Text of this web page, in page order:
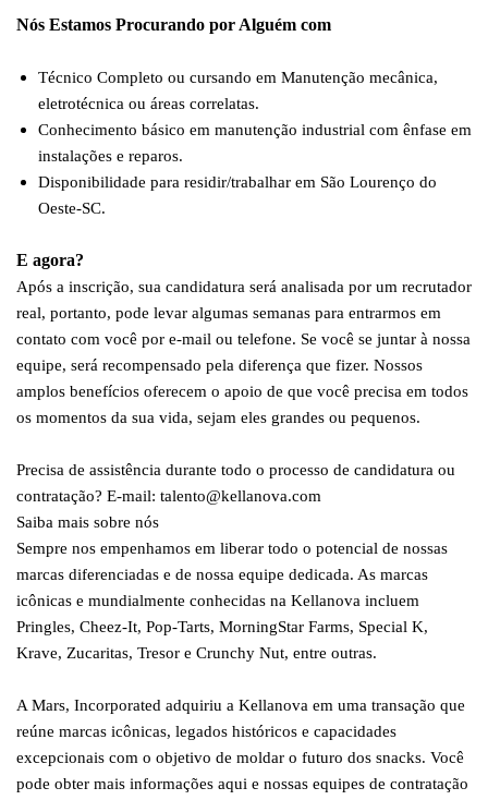
Nós Estamos Procurando por Alguém com
Técnico Completo ou cursando em Manutenção mecânica,
eletrotécnica ou áreas correlatas.
Conhecimento básico em manutenção industrial com ênfase em
instalações e reparos.
Disponibilidade para residir/trabalhar em São Lourenço do
Oeste-SC.
E agora?
Após a inscrição, sua candidatura será analisada por um recrutador
real, portanto, pode levar algumas semanas para entrarmos em
contato com você por e-mail ou telefone. Se você se juntar à nossa
equipe, será recompensado pela diferença que fizer. Nossos
amplos benefícios oferecem o apoio de que você precisa em todos
os momentos da sua vida, sejam eles grandes ou pequenos.
Precisa de assistência durante todo o processo de candidatura ou
contratação? E-mail: talento@kellanova.com
Saiba mais sobre nós
Sempre nos empenhamos em liberar todo o potencial de nossas
marcas diferenciadas e de nossa equipe dedicada. As marcas
icônicas e mundialmente conhecidas na Kellanova incluem
Pringles, Cheez-It, Pop-Tarts, MorningStar Farms, Special K,
Krave, Zucaritas, Tresor e Crunchy Nut, entre outras.
A Mars, Incorporated adquiriu a Kellanova em uma transação que
reúne marcas icônicas, legados históricos e capacidades
excepcionais com o objetivo de moldar o futuro dos snacks. Você
pode obter mais informações aqui e nossas equipes de contratação